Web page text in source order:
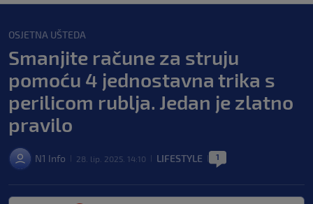
OSJETNA UŠTEDA
Smanjite račune za struju
pomoću 4 jednostavna trika s
perilicom rublja. Jedan je zlatno
pravilo
N1 Info 28. lip. 2025. 14:10 LIFESTYLE 1